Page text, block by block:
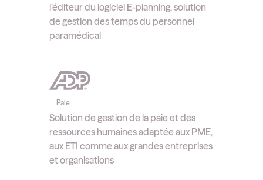
l’éditeur du logiciel E-planning, solution
de gestion des temps du personnel
paramédical
Paie
Solution de gestion de la paie et des
ressources humaines adaptée aux PME,
aux ETI comme aux grandes entreprises
et organisations